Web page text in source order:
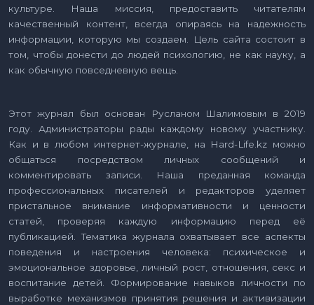
культуре. Наша миссия, предоставить читателям
качественный контент, всегда опираясь на надежность
информации, которую мы создаем. Цель сайта состоит в
том, чтобы донести до людей психологию, не как науку, а
как обычную повседневную вещь.
Этот журнал был основан Русланом Шалимовым в 2019
году. Администраторы рады каждому новому участнику.
Как и в любом интернет-журнале, на Hard-Life.kz можно
общаться посредством личных сообщений и
комментировать записи. Наша преданная команда
профессиональных писателей и редакторов уделяет
пристальное внимание информативности и ценности
статей, проверяя каждую информацию перед её
публикацией. Тематика журнала охватывает все аспекты
поведения и настроения человека: психическое и
эмоциональное здоровье, личный рост, отношения, секс и
воспитание детей. Формирование навыков личности по
выработке механизмов принятия решения и активизации